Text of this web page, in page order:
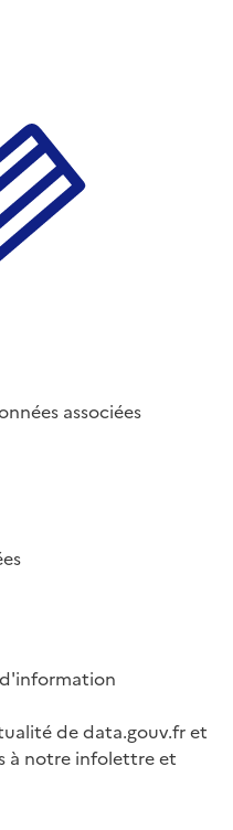
associées
de data.gouv.fr et
à notre infolettre et